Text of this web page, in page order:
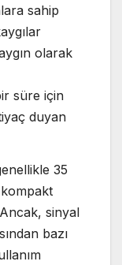
sahip
olarak
süre için
duyan
35
sinyal
bazı